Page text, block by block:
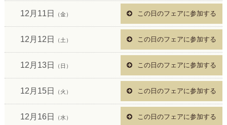
12月11日 （金） この日のフェアに参加する
12月12日 （土） この日のフェアに参加する
12月13日 （日） この日のフェアに参加する
12月15日 （火） この日のフェアに参加する
12月16日 （水） この日のフェアに参加する